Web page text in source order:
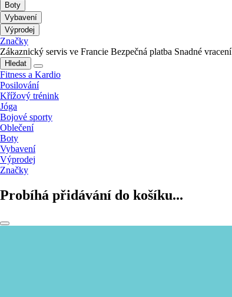
Boty
Vybavení
Výprodej
Značky
Zákaznický servis ve Francie Bezpečná platba Snadné vracení
Hledat
Fitness a Kardio
Posilování
Křížový trénink
Jóga
Bojové sporty
Oblečení
Boty
Vybavení
Výprodej
Značky
Probíhá přidávání do košíku...